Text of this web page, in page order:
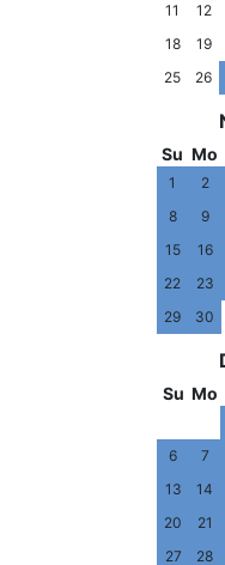
11
12
18
19
25
26
Su Mo
1 2
8
9
15
16
22
23
29
30
Su Mo
6
7
13
14
20
21
27
28